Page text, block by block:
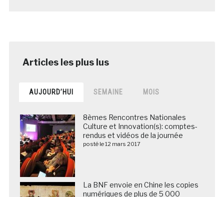
AUJOURD’HUI SEMAINE MOIS
8èmes Rencontres Nationales
Culture et Innovation(s): comptes-
rendus et vidéos de la journée
posté le 12 mars 2017
La BNF envoie en Chine les copies
numériques de plus de 5 000